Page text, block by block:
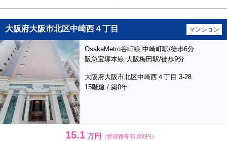
大阪府大阪市北区中崎西４丁目 マンション
OsakaMetro谷町線 中崎町駅/徒歩6分
阪急宝塚本線 大阪梅田駅/徒歩9分
大阪府大阪市北区中崎西４丁目 3-28
15階建 / 築0年
15.1 万円 （管理費等30,000円）